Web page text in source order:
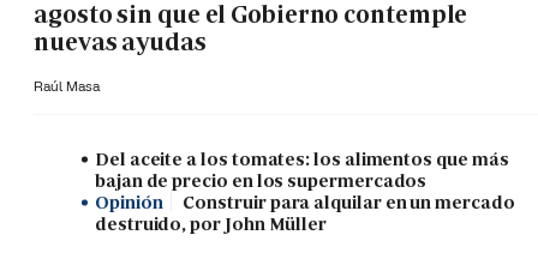
agosto sin que el Gobierno contemple
nuevas ayudas
Raúl Masa
Del aceite a los tomates: los alimentos que más
bajan de precio en los supermercados
Opinión
Construir para alquilar en un mercado
destruido, por John Müller